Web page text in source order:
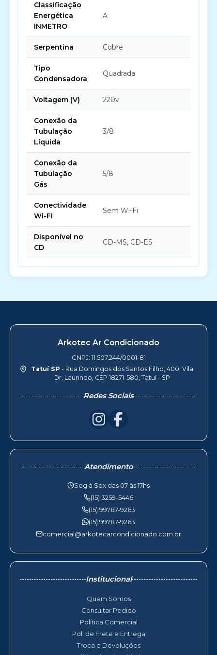
Classificação
Energética
INMETRO
A
Serpentina Cobre
Tipo
Condensadora
Quadrada
Voltagem (V) 220v
Conexão da
Tubulação
Líquida
3/8
Conexão da
Tubulação
Gás
5/8
Conectividade
Wi-FI
Sem Wi-Fi
Disponível no
CD
CD-MS, CD-ES
Arkotec Ar Condicionado
CNPJ: 11.507.244/0001-81
Tatuí SP - Rua Domingos dos Santos Filho, 400, Vila
Dr. Laurindo, CEP 18271-580, Tatuí - SP
Redes Sociais
Atendimento
Seg à Sex das 07 às 17hs
(15) 3259-5446
(15) 99787-9263
(15) 99787-9263
comercial@arkotecarcondicionado.com.br
Institucional
Quem Somos
Consultar Pedido
Política Comercial
Pol. de Frete e Entrega
Troca e Devoluções